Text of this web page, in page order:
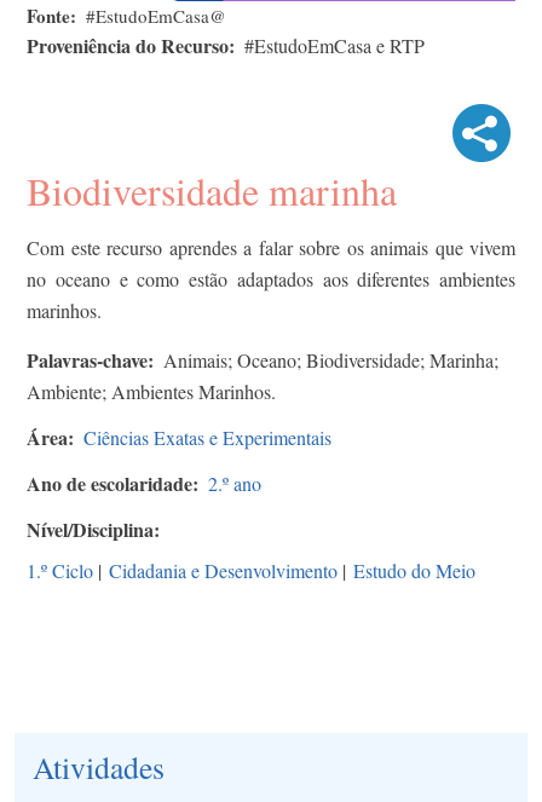
Fonte #EstudoEmCasa@
Proveniência do Recurso #EstudoEmCasa e RTP
Biodiversidade marinha
Com este recurso aprendes a falar sobre os animais que vivem
no oceano e como estão adaptados aos diferentes ambientes
marinhos.
Palavras-chave
Animais; Oceano; Biodiversidade; Marinha;
Ambiente; Ambientes Marinhos.
Área Ciências Exatas e Experimentais
Ano de escolaridade 2.º ano
Nível/Disciplina
1.º Ciclo | Cidadania e Desenvolvimento | Estudo do Meio
Atividades